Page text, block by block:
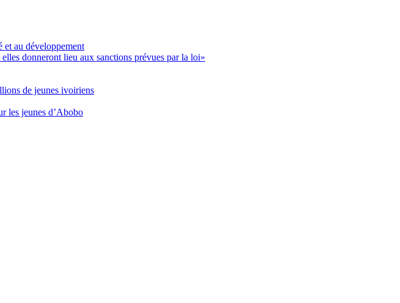
et au développement
donneront lieu aux sanctions prévues par la loi»
de jeunes ivoiriens
les jeunes d’Abobo